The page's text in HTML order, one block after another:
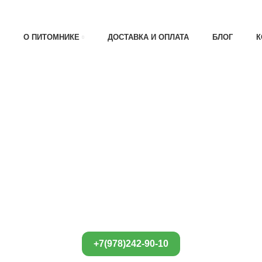
О ПИТОМНИКЕ ДОСТАВКА И ОПЛАТА БЛОГ
+7(978)242-90-10